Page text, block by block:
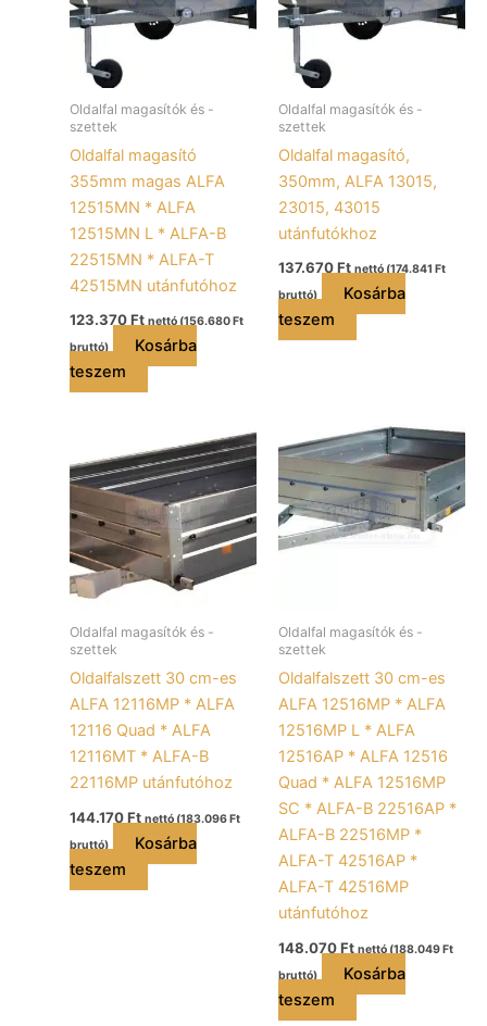
Oldalfal magasítók és -
szettek
Oldalfal magasító
355mm magas ALFA
12515MN * ALFA
12515MN L * ALFA-B
22515MN * ALFA-T
42515MN utánfutóhoz
123.370Ft nettó (156.680Ft
bruttó)
Kosárba
teszem
Oldalfal magasítók és -
szettek
Oldalfal magasító,
350mm, ALFA 13015,
23015, 43015
utánfutókhoz
137.670Ft nettó (174.841 Ft
bruttó)
Kosárba
teszem
Oldalfal magasítók és -
szettek
Oldalfalszett 30 cm-es
ALFA 12116MP * ALFA
12116 Quad * ALFA
12116MT * ALFA-B
22116MP utánfutóhoz
144.170Ft nettó (183.096Ft
bruttó)
Kosárba
teszem
Oldalfal magasítók és -
szettek
Oldalfalszett 30 cm-es
ALFA 12516MP * ALFA
12516MP L * ALFA
12516AP * ALFA 12516
Quad * ALFA 12516MP
SC * ALFA-B 22516AP *
ALFA-B 22516MP *
ALFA-T 42516AP *
ALFA-T 42516MP
utánfutóhoz
148.070Ft nettó (188.049Ft
bruttó)
Kosárba
teszem